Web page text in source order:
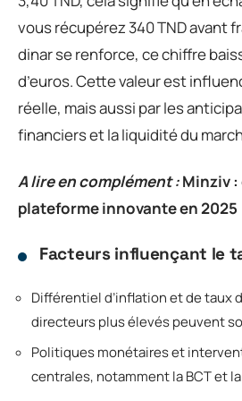
vous récupérez 340 TND avant
dinar se renforce, ce chiffre
d’euros. Cette valeur est
réelle, mais aussi par les
financiers et la liquidité du
A lire en complément :Minziv
plateforme innovante en 2025
Facteurs influençant le
Différentiel d’inflation et de taux
directeurs plus élevés peuvent
Politiques monétaires et
centrales, notamment la BCT et la